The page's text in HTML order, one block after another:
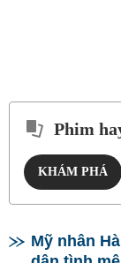
Phim
KHÁM PHÁ
Mỹ nhân